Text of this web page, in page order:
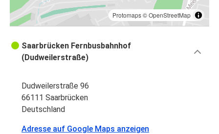
Protomaps©OpenStreetMap
Saarbrücken Fernbusbahnhof
(Dudweilerstraße)
Dudweilerstraße 96
66111 Saarbrücken
Deutschland
Adresse auf Google Maps anzeigen